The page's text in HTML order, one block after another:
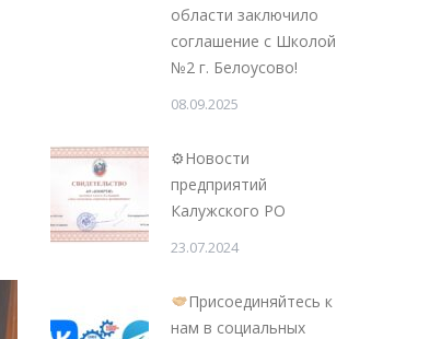
области заключило
соглашение с Школой
№2 г. Белоусово!
08.09.2025
⚙Новости
предприятий
Калужского РО
23.07.2024
Присоединяйтесь к
нам в социальных